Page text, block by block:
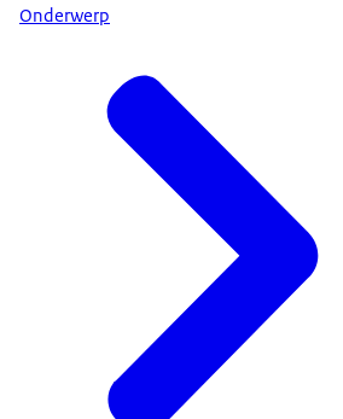
Onderwerp